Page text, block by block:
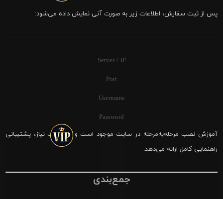
پس از ثبت سفارش، اطلاعات زیر به صورت آنی نمایش داده می‌شود:
Server / IP
Port
Username
Password
آموزش نصب مرحله‌به‌مرحله در سایت موجود است و در صورت نیاز، پشتیبانی
راهنمایی کامل ارائه می‌دهد.
جمع‌بندی